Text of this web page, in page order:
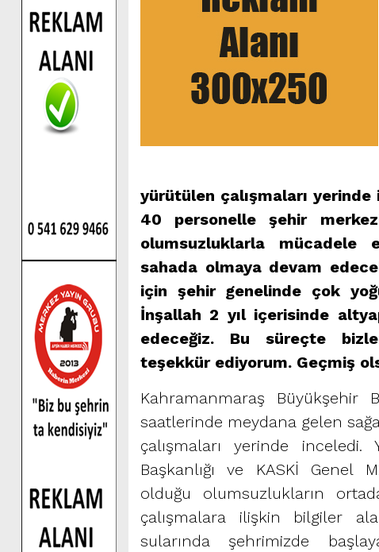
yürütülen çalışmaları
40 personelle şehir
olumsuzluklarla mücadele
sahada olmaya devam
için şehir genelinde çok
İnşallah 2 yıl içerisinde
edeceğiz. Bu süreçte
teşekkür ediyorum. Geçmiş
Kahramanmaraş Büyükşehir
saatlerinde meydana gelen
çalışmaları yerinde inceledi.
Başkanlığı ve KASKİ Genel
olduğu olumsuzlukların
çalışmalara ilişkin bilgiler
sularında şehrimizde